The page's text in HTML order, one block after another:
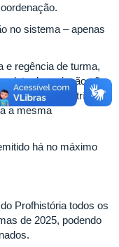
no sistema – apenas
e regência de turma,
data de emissão não
da data da matrícula
a mesma
há no máximo
Profhistória todos os
de 2025, podendo